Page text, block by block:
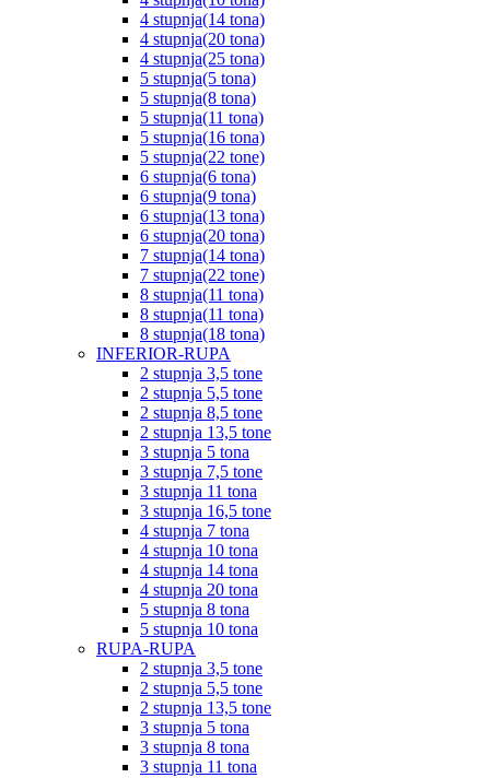
4 stupnja(14 tona)
4 stupnja(20 tona)
4 stupnja(25 tona)
5 stupnja(5 tona)
5 stupnja(8 tona)
5 stupnja(11 tona)
5 stupnja(16 tona)
5 stupnja(22 tone)
6 stupnja(6 tona)
6 stupnja(9 tona)
6 stupnja(13 tona)
6 stupnja(20 tona)
7 stupnja(14 tona)
7 stupnja(22 tone)
8 stupnja(11 tona)
8 stupnja(11 tona)
8 stupnja(18 tona)
INFERIOR-RUPA
2 stupnja 3,5 tone
2 stupnja 5,5 tone
2 stupnja 8,5 tone
2 stupnja 13,5 tone
3 stupnja 5 tona
3 stupnja 7,5 tone
3 stupnja 11 tona
3 stupnja 16,5 tone
4 stupnja 7 tona
4 stupnja 10 tona
4 stupnja 14 tona
4 stupnja 20 tona
5 stupnja 8 tona
5 stupnja 10 tona
RUPA-RUPA
2 stupnja 3,5 tone
2 stupnja 5,5 tone
2 stupnja 13,5 tone
3 stupnja 5 tona
3 stupnja 8 tona
3 stupnja 11 tona